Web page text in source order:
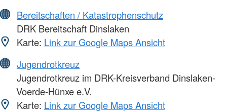
Bereitschaften / Katastrophenschutz
DRK Bereitschaft Dinslaken
Karte: Link zur Google Maps Ansicht
Jugendrotkreuz
Jugendrotkreuz im DRK-Kreisverband Dinslaken-
Voerde-Hünxe e.V.
Karte: Link zur Google Maps Ansicht